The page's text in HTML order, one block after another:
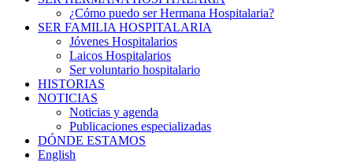
¿Cómo puedo ser Hermana Hospitalaria?
SER FAMILIA HOSPITALARIA
Jóvenes Hospitalarios
Laicos Hospitalarios
Ser voluntario hospitalario
HISTORIAS
NOTICIAS
Noticias y agenda
Publicaciones especializadas
DÓNDE ESTAMOS
English